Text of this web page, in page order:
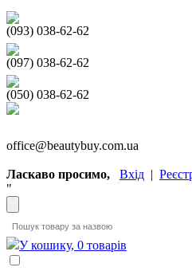
(093) 038-62-62
(097) 038-62-62
(050) 038-62-62
office@beautybuy.com.ua
Ласкаво просимо, Вхід |
"
У кошику, 0 товарів